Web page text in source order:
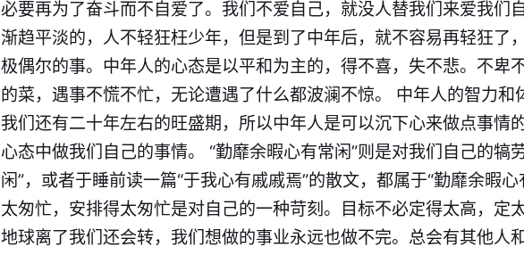
必要再为了奋斗而不自爱了。我们不爱自己，就没人替我们来爱我们
渐趋平淡的，人不轻狂枉少年，但是到了中年后，就不容易再轻狂了
极偶尔的事。中年人的心态是以平和为主的，得不喜，失不悲。不卑
的菜，遇事不慌不忙，无论遭遇了什么都波澜不惊。 中年人的智力和
我们还有二十年左右的旺盛期，所以中年人是可以沉下心来做点事情
心态中做我们自己的事情。 “勤靡余暇心有常闲”则是对我们自己的犒
闲”，或者于睡前读一篇“于我心有戚戚焉”的散文，都属于“勤靡余暇
太匆忙，安排得太匆忙是对自己的一种苛刻。目标不必定得太高，定
地球离了我们还会转，我们想做的事业永远也做不完。总会有其他人